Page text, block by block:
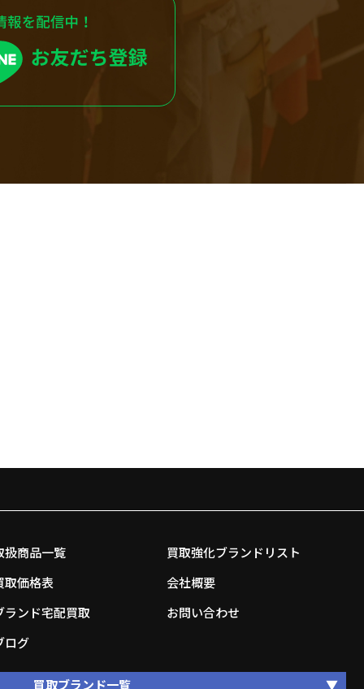
扱商品一覧
取価格表
ランド宅配買取
ログ
買取強化ブランドリスト
会社概要
お問い合わせ
買取ブランド一覧